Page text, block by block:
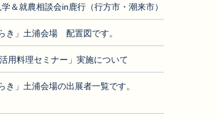
＆就農相談会in鹿行（行方市・潮来市）
き」土浦会場 配置図です。
用料理セミナー」実施について
き」土浦会場の出展者一覧です。